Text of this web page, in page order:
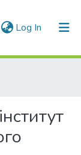
Log In (current)